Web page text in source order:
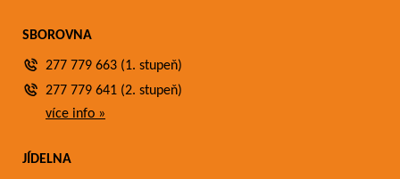
SBOROVNA
277 779 663 (1. stupeň)
277 779 641 (2. stupeň)
více info »
JÍDELNA